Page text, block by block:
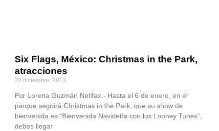
Six Flags, México: Christmas in the Park,
atracciones
20 diciembre, 2013
Por Lorena Guzmán Notifax.- Hasta el 6 de enero, en el
parque seguirá Christmas in the Park, que su show de
bienvenida es “Bienvenida Navideña con los Looney Tunes”,
debes llegar